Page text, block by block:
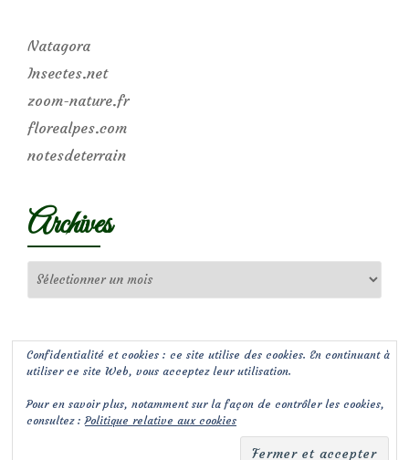
Natagora
Insectes.net
zoom-nature.fr
florealpes.com
notesdeterrain
Archives
Confidentialité et cookies : ce site utilise des cookies. En continuant à
utiliser ce site Web, vous acceptez leur utilisation.
Pour en savoir plus, notamment sur la façon de contrôler les cookies,
consultez :Politique relative aux cookies